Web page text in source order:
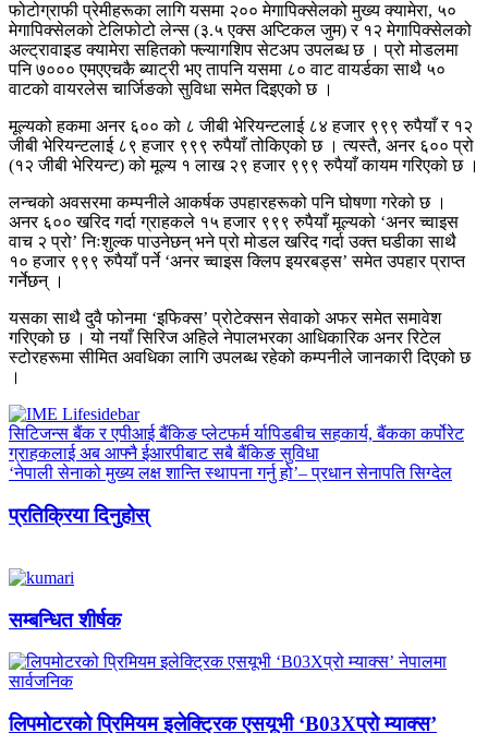
फोटोग्राफी प्रेमीहरूका लागि यसमा २०० मेगापिक्सेलको मुख्य क्यामेरा, ५०
मेगापिक्सेलको टेलिफोटो लेन्स (३.५ एक्स अप्टिकल जुम) र १२ मेगापिक्सेलको
अल्ट्रावाइड क्यामेरा सहितको फ्ल्यागशिप सेटअप उपलब्ध छ । प्रो मोडलमा
पनि ७००० एमएएचकै ब्याट्री भए तापनि यसमा ८० वाट वायर्डका साथै ५०
वाटको वायरलेस चार्जिङको सुविधा समेत दिइएको छ ।
मूल्यको हकमा अनर ६०० को ८ जीबी भेरियन्टलाई ८४ हजार ९९९ रुपैयाँ र १२
जीबी भेरियन्टलाई ८९ हजार ९९९ रुपैयाँ तोकिएको छ । त्यस्तै, अनर ६०० प्रो
(१२ जीबी भेरियन्ट) को मूल्य १ लाख २९ हजार ९९९ रुपैयाँ कायम गरिएको छ ।
लन्चको अवसरमा कम्पनीले आकर्षक उपहारहरूको पनि घोषणा गरेको छ ।
अनर ६०० खरिद गर्दा ग्राहकले १५ हजार ९९९ रुपैयाँ मूल्यको ‘अनर च्वाइस
वाच २ प्रो’ निःशुल्क पाउनेछन् भने प्रो मोडल खरिद गर्दा उक्त घडीका साथै
१० हजार ९९९ रुपैयाँ पर्ने ‘अनर च्वाइस क्लिप इयरबड्स’ समेत उपहार प्राप्त
गर्नेछन् ।
यसका साथै दुवै फोनमा ‘इफिक्स’ प्रोटेक्सन सेवाको अफर समेत समावेश
गरिएको छ । यो नयाँ सिरिज अहिले नेपालभरका आधिकारिक अनर रिटेल
स्टोरहरूमा सीमित अवधिका लागि उपलब्ध रहेको कम्पनीले जानकारी दिएको छ
।
सिटिजन्स बैंक र एपीआई बैंकिङ प्लेटफर्म र्यापिडबीच सहकार्य, बैंकका कर्पोरेट
ग्राहकलाई अब आफ्नै ईआरपीबाट सबै बैंकिङ सुविधा
‘नेपाली सेनाको मुख्य लक्ष शान्ति स्थापना गर्नु हो’– प्रधान सेनापति सिग्देल
प्रतिक्रिया दिनुहोस्
सम्बन्धित शीर्षक
लिपमोटरको प्रिमियम इलेक्ट्रिक एसयूभी ‘B03Xप्रो म्याक्स’